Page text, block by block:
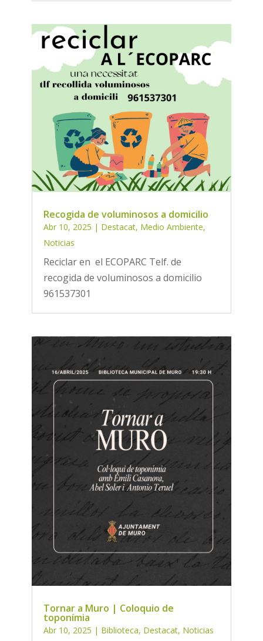
Recogida de voluminosos a domicilio
Abr 10, 2025 | Destacat, Medio Ambiente,
Noticias
Reciclar en el ECOPARC Telf. de
recogida de voluminosos a domicilio
961537301
Tornar a Muro | Coloquio de
toponímia
Abr 10, 2025 | Biblioteca, Destacat, Noticias